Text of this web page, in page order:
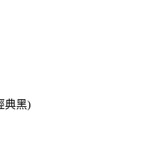
典黑)